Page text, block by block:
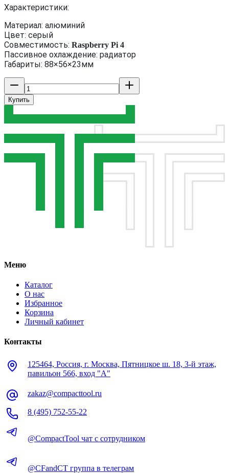
Характеристики:
Материал: алюминий
Цвет: серый
Совместимость: Raspberry Pi 4
Пассивное охлаждение: радиатор
Габариты: 88×56×23мм
Купить
Меню
Каталог
О нас
Избранное
Корзина
Личный кабинет
Контакты
125464, Россия, г. Москва, Пятницкое ш. 18, 3-й этаж,
павильон 566, вход "А"
zakaz@compacttool.ru
8 (495) 752-55-22
@CompactTool чат с сотрудником
@CFandCT группа в телеграм